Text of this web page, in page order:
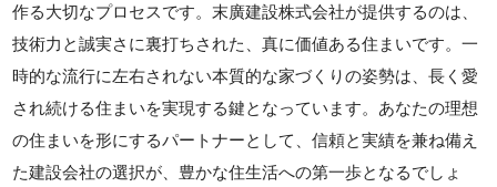
作る大切なプロセスです。末廣建設株式会社が提供するのは、
技術力と誠実さに裏打ちされた、真に価値ある住まいです。一
時的な流行に左右されない本質的な家づくりの姿勢は、長く愛
され続ける住まいを実現する鍵となっています。あなたの理想
の住まいを形にするパートナーとして、信頼と実績を兼ね備え
た建設会社の選択が、豊かな住生活への第一歩となるでしょ